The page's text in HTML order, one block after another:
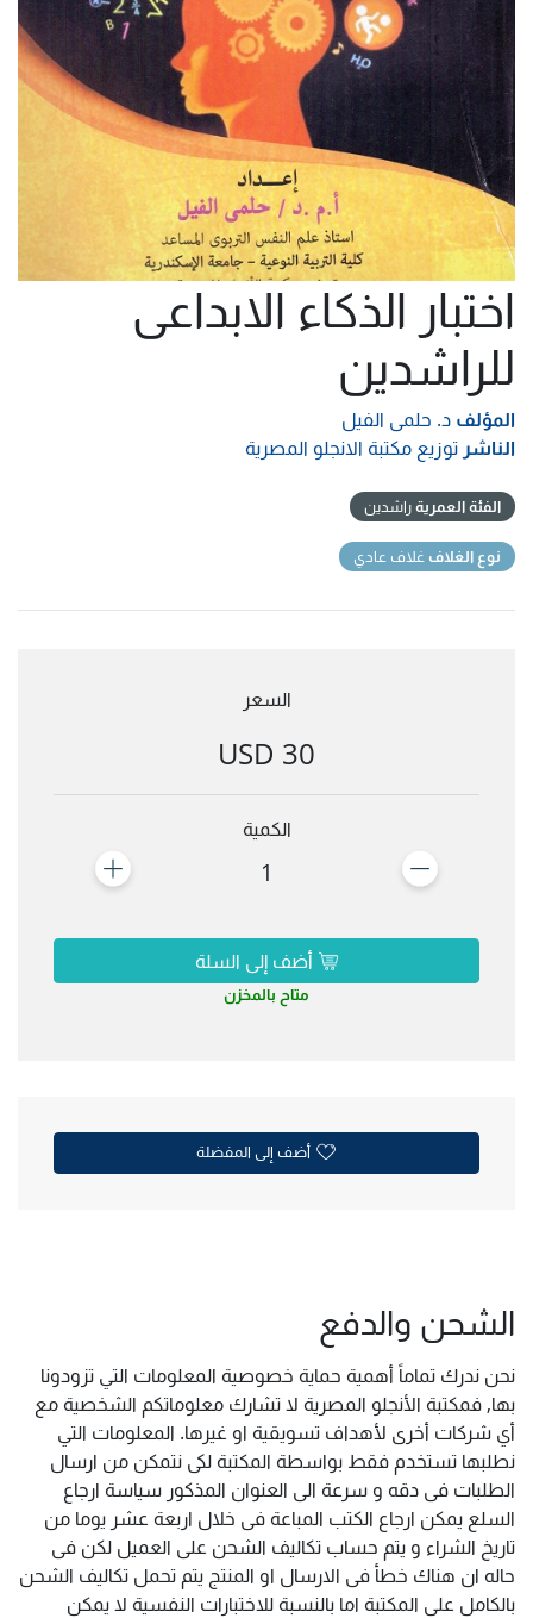
اختبار الذكاء الابداعى
للراشدين
المؤلف د. حلمى الفيل
الناشر توزيع مكتبة الانجلو المصرية
الفئة العمريةراشدين
نوع الغلاف غلاف عادي
السعر
30 USD
الكمية
1
أضف إلى السلة
متاح بالمخزن
أضف إلى المفضلة
الشحن والدفع
نحن ندرك تماماً أهمية حماية خصوصية المعلومات التي تزودونا
بها, فمكتبة الأنجلو المصرية لا تشارك معلوماتكم الشخصية مع
أي شركات أخرى لأهداف تسويقية او غيرها. المعلومات التي
نطلبها تستخدم فقط بواسطة المكتبة لكى نتمكن من ارسال
الطلبات فى دقه و سرعة الى العنوان المذكور سياسة ارجاع
السلع يمكن ارجاع الكتب المباعة فى خلال اربعة عشر يوما من
تاريخ الشراء و يتم حساب تكاليف الشحن على العميل لكن فى
حاله ان هناك خطأ فى الارسال او المنتج يتم تحمل تكاليف الشحن
بالكامل على المكتبة اما بالنسبة للاختبارات النفسية لا يمكن